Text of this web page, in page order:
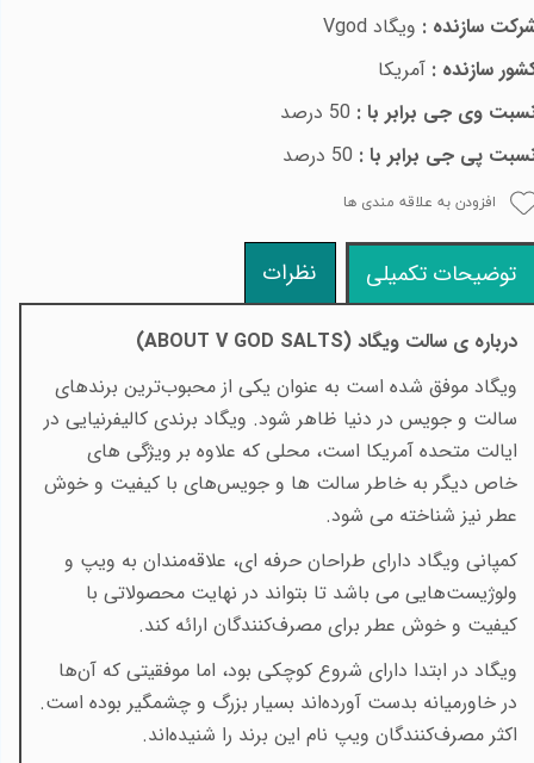
سازنده : ویگاد Vgod
سازنده : آمریکا
وی جی برابر با :
پی جی برابر با :
افزودن به علاقه مندی ها
توضیحات تکمیلی نظرات
درباره ی سالت ویگاد (ABOUT V GOD SALTS
)
ویگاد موفق شده است به عنوان یکی از محبوب‌ترین برندهای
سالت و جویس در دنیا ظاهر شود. ویگاد برندی کالیفرنیایی در
ایالت متحده آمریکا است، محلی که علاوه بر ویژگی های
خاص دیگر به‌ خاطر سالت ها و جویس‌های با کیفیت و خوش
عطر نیز شناخته می شود.
کمپانی ویگاد دارای طراحان حرفه ای، علا‌قه‌مندان به ویپ و
ولوژیست‌هایی می باشد تا بتواند در نهایت محصولاتی با
کیفیت و خوش عطر برای مصرف‌کنندگان ارائه کند.
ویگاد در ابتدا دارای شروع کوچکی بود، اما موفقیتی که آن‌ها
در خاورمیانه بدست آورده‌اند بسیار بزرگ و چشمگیر بوده است.
اکثر مصرف‌کنندگان ویپ نام این برند را شنیده‌اند.